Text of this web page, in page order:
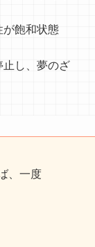
が飽和状態
止し、夢のざ
、一度